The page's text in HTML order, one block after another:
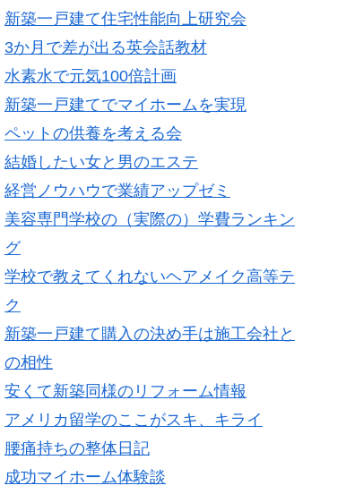
新築一戸建て住宅性能向上研究会
3か月で差が出る英会話教材
水素水で元気100倍計画
新築一戸建てでマイホームを実現
ペットの供養を考える会
結婚したい女と男のエステ
経営ノウハウで業績アップゼミ
美容専門学校の（実際の）学費ランキン
グ
学校で教えてくれないヘアメイク高等テ
ク
新築一戸建て購入の決め手は施工会社と
の相性
安くて新築同様のリフォーム情報
アメリカ留学のここがスキ、キライ
腰痛持ちの整体日記
成功マイホーム体験談